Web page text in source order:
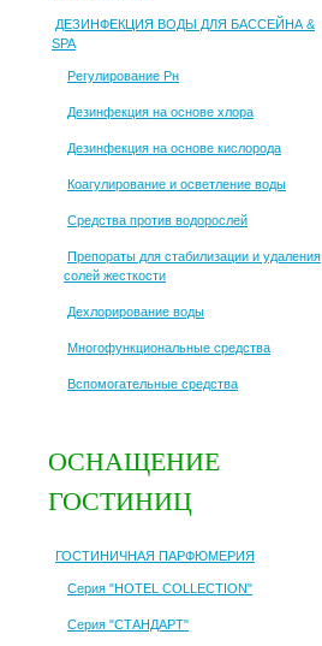
ДЕЗИНФЕКЦИЯ ВОДЫ ДЛЯ БАССЕЙНА &
SPA
Регулирование Рн
Дезинфекция на основе хлора
Дезинфекция на основе кислорода
Коагулирование и осветление воды
Средства против водорослей
Препораты для стабилизации и удаления
солей жесткости
Дехлорирование воды
Многофункциональные средства
Вспомогательные средства
ОСНАЩЕНИЕ
ГОСТИНИЦ
ГОСТИНИЧНАЯ ПАРФЮМЕРИЯ
Серия "HOTEL COLLECTION"
Серия "СТАНДАРТ"